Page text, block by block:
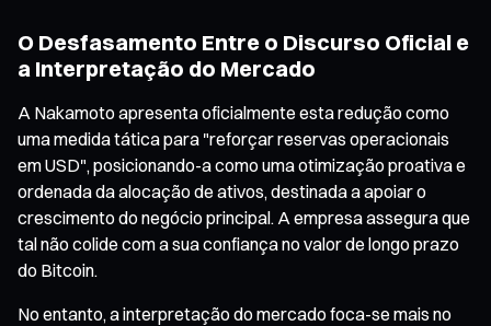
O Desfasamento Entre o Discurso Oficial e
a Interpretação do Mercado
A Nakamoto apresenta oficialmente esta redução como
uma medida tática para "reforçar reservas operacionais
em USD", posicionando-a como uma otimização proativa e
ordenada da alocação de ativos, destinada a apoiar o
crescimento do negócio principal. A empresa assegura que
tal não colide com a sua confiança no valor de longo prazo
do Bitcoin.
No entanto, a interpretação do mercado foca-se mais no